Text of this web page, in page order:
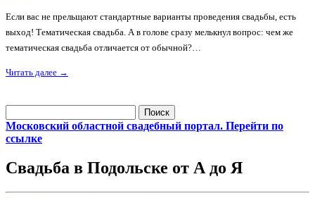
Если вас не прельщают стандартные варианты проведения свадьбы, есть
выход! Тематическая свадьба. А в голове сразу мелькнул вопрос: чем же
тематическая свадьба отличается от обычной?…
Читать далее →
Московский областной свадебный портал. Перейти по
ссылке
Свадьба в Подольске от А до Я